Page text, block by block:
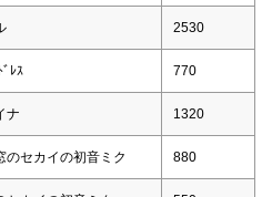
2530
ﾚｽ 770
ナ 1320
セカイの初音ミク 880